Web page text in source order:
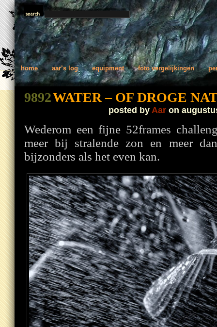
home aar’s log equipment foto vergelijkingen
9892WATER – OF DROGE
posted by Aaron
Wederom een fijne 52frames
meer bij stralende zon en meer
bijzonders als het even kan.